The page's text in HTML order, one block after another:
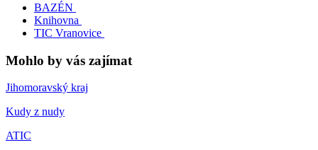
BAZÉN
Knihovna
TIC Vranovice
Mohlo by vás zajímat
Jihomoravský kraj
Kudy z nudy
ATIC